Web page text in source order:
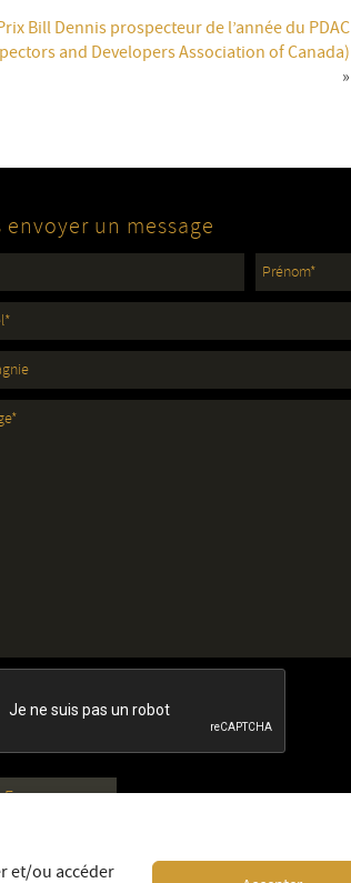
et/ou accéder
Bill Dennis prospecteur de l’année du PDAC
and Developers Association of Canada)
»
envoyer un message